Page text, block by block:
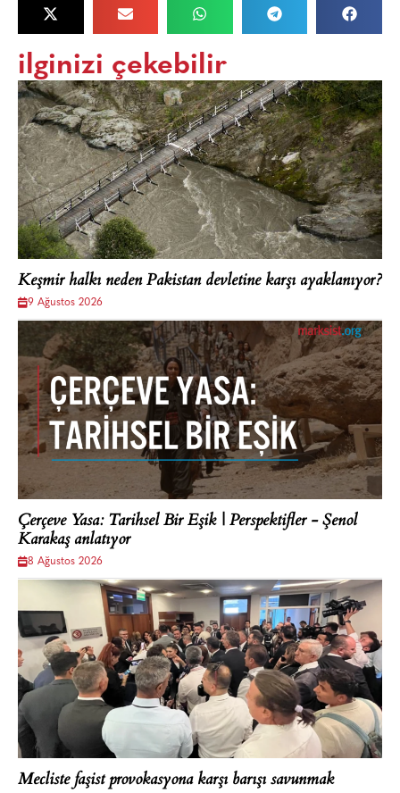
ilginizi çekebilir
Keşmir halkı neden Pakistan devletine karşı ayaklanıyor?
9 Ağustos 2026
Çerçeve Yasa: Tarihsel Bir Eşik | Perspektifler - Şenol
Karakaş anlatıyor
8 Ağustos 2026
Mecliste faşist provokasyona karşı barışı savunmak